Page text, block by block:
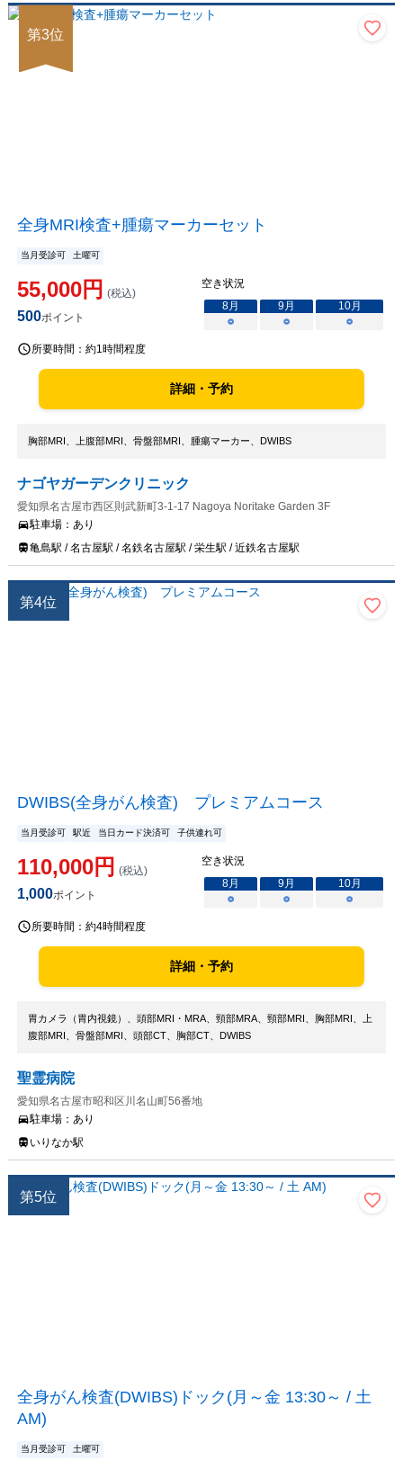
第3位
全身MRI検査+腫瘍マーカーセット
当月受診可 土曜可
55,000円 (税込)
500ポイント
空き状況
8月 9月 10月
○
○ ○
所要時間： 約1時間程度
詳細・予約
胸部MRI、上腹部MRI、骨盤部MRI、腫瘍マーカー、DWIBS
ナゴヤガーデンクリニック
愛知県名古屋市西区則武新町3-1-17 Nagoya Noritake Garden 3F
駐車場： あり
亀島駅 / 名古屋駅 / 名鉄名古屋駅 / 栄生駅 / 近鉄名古屋駅
第4位
DWIBS(全身がん検査) プレミアムコース
当月受診可 駅近 当日カード決済可 子供連れ可
110,000円 (税込)
1,000ポイント
空き状況
8月 9月 10月
○
○ ○
所要時間： 約4時間程度
詳細・予約
胃カメラ（胃内視鏡）、頭部MRI・MRA、頸部MRA、頸部MRI、胸部MRI、上
腹部MRI、骨盤部MRI、頭部CT、胸部CT、DWIBS
聖霊病院
愛知県名古屋市昭和区川名山町56番地
駐車場： あり
いりなか駅
第5位
全身がん検査(DWIBS)ドック(月～金 13:30～ / 土
AM)
当月受診可 土曜可